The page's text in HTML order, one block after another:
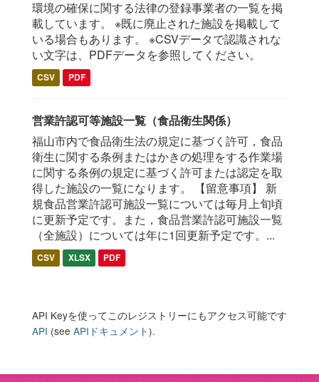
環境の確保に関する法律の登録事業者の一覧を掲
載しています。 ※既に廃止された施設を掲載して
いる場合もあります。 ※CSVデータで認識されな
い文字は、PDFデータを参照してください。
CSV PDF
営業許認可等施設一覧（食品衛生関係）
福山市内で食品衛生法の規定に基づく許可，食品
衛生に関する条例またはかきの処理をする作業場
に関する条例の規定に基づく許可または認定を取
得した施設の一覧になります。 【留意事項】 新
規食品営業許認可施設一覧については毎月上旬頃
に更新予定です。また，食品営業許認可施設一覧
（全施設）については年に1回更新予定です。...
CSV XLSX PDF
API Keyを使ってこのレジストリーにもアクセス可能です
API (see APIドキュメント).